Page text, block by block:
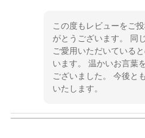
この度もレビューをご
がとうございます。 同
ご愛用いただいている
います。 温かいお言葉
ございました。 今後と
いたします。